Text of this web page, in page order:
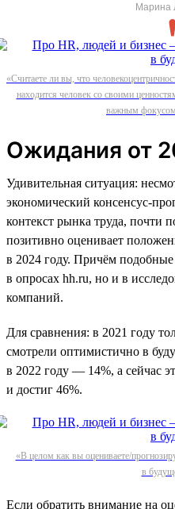
Марина
«Считаете ли вы, что
находится человек со своими
важным фокусом
Ожидания от
Удивительная ситуация:
экономический консенсус-
контекст рынка труда, почти
позитивно оценивает
в 2024 году. Причём
в опросах hh.ru, но и в
компаний.
Для сравнения: в 2021 году
смотрели оптимистично в
в 2022 году — 14%, а сейчас
и достиг 46%.
«В целом как вы оцениваете/
в
Если обратить внимание на